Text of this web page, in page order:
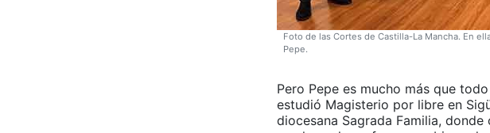
Foto de las Cortes de Castilla-La Mancha. En
Pepe.
Pero Pepe es mucho más que
estudió Magisterio por libre en
diocesana Sagrada Familia,